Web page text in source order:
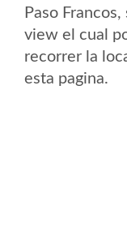
Paso
view el cual
recorrer la
esta pagina.